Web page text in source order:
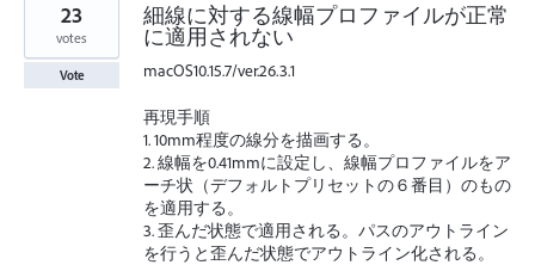
細線に対する線幅プロファイルが正常
に適用されない
macOS10.15.7/ver.26.3.1
再現手順
1. 10mm程度の線分を描画する。
2. 線幅を0.41mmに設定し、線幅プロファイルをア
ーチ状（デフォルトプリセットの６番目）のもの
を適用する。
3. 歪んだ状態で適用される。パスのアウトライン
を行うと歪んだ状態でアウトライン化される。
23
votes
Vote